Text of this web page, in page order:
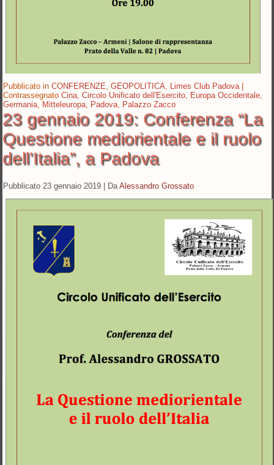
Pubblicato in CONFERENZE ,GEOPOLITICA Limes Club Padova
Contrassegnato Cina ,Circolo Unificato dell'Esercito Europa Occidentale
Germania
Mitteleuropa Padova Palazzo Zacco
23 gennaio 2019: Conferenza “La
Questione mediorientale e il ruolo
dell’Italia”, a Padova
Pubblicato 23 gennaio 2019 Da Alessandro Grossato